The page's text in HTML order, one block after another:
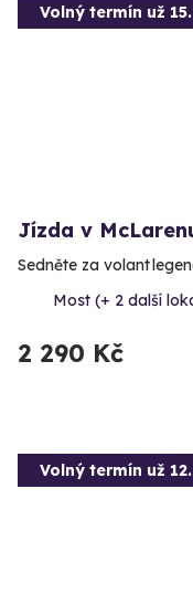
Volný termín už
Jízda v
Sedněte za volant
Most (+ 2 další
2 290 Kč
Volný termín už